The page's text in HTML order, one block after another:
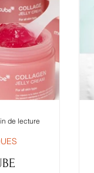
+ rebond
diffusio
de lecture